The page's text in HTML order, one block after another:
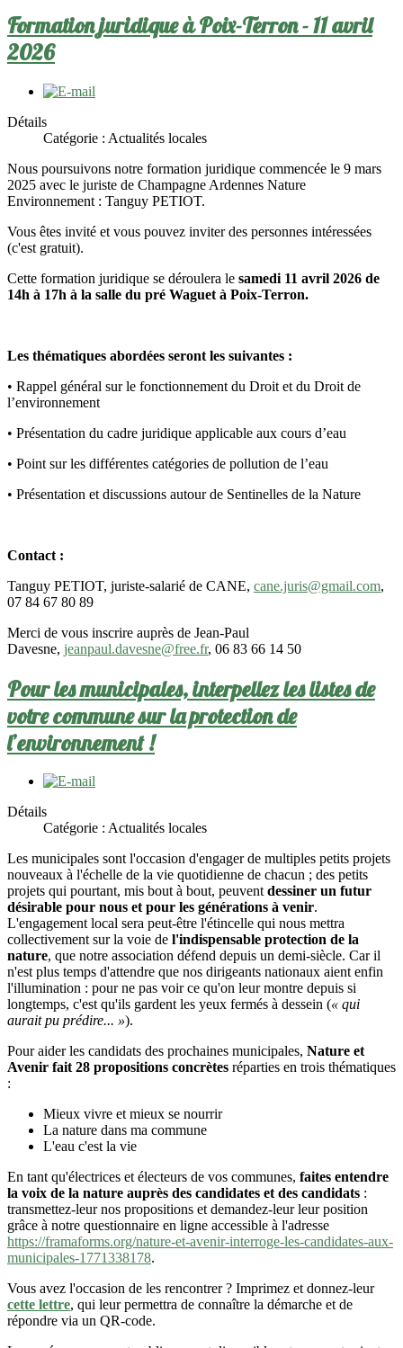
Formation juridique à Poix-Terron - 11 avril
2026
Détails
Catégorie : Actualités locales
Nous poursuivons notre formation juridique commencée le 9 mars
2025 avec le juriste de Champagne Ardennes Nature
Environnement : Tanguy PETIOT.
Vous êtes invité et vous pouvez inviter des personnes intéressées
(c'est gratuit).
Cette formation juridique se déroulera le samedi 11 avril 2026 de
14h à 17h à la salle du pré Waguet à Poix-Terron.
Les thématiques abordées seront les suivantes :
• Rappel général sur le fonctionnement du Droit et du Droit de
l’environnement
• Présentation du cadre juridique applicable aux cours d’eau
• Point sur les différentes catégories de pollution de l’eau
• Présentation et discussions autour de Sentinelles de la Nature
Contact :
Tanguy PETIOT, juriste-salarié de CANE, cane.juris@gmail.com,
07 84 67 80 89
Merci de vous inscrire auprès de Jean-Paul
Davesne, jeanpaul.davesne@free.fr, 06 83 66 14 50
Pour les municipales, interpellez les listes de
votre commune sur la protection de
l’environnement !
Détails
Catégorie : Actualités locales
Les municipales sont l'occasion d'engager de multiples petits projets
nouveaux à l'échelle de la vie quotidienne de chacun ; des petits
projets qui pourtant, mis bout à bout, peuventdessiner un futur
désirable pour nous et pour les générations à venir.
L'engagement local sera peut-être l'étincelle qui nous mettra
collectivement sur la voie de l'indispensable protection de la
nature, que notre association défend depuis un demi-siècle. Car il
n'est plus temps d'attendre que nos dirigeants nationaux aient enfin
l'illumination : pour ne pas voir ce qu'on leur montre depuis si
longtemps, c'est qu'ils gardent les yeux fermés à dessein (« qui
aurait pu prédire... »).
Pour aider les candidats des prochaines municipales, Nature et
Avenir fait 28 propositions concrètes réparties en trois thématiques
:
Mieux vivre et mieux se nourrir
La nature dans ma commune
L'eau c'est la vie
En tant qu'électrices et électeurs de vos communes, faites entendre
la voix de la nature auprès des candidates et des candidats :
transmettez-leur nos propositions et demandez-leur leur position
grâce à notre questionnaire en ligne accessible à l'adresse
https://framaforms.org/nature-et-avenir-interroge-les-candidates-aux-
municipales-1771338178.
Vous avez l'occasion de les rencontrer ? Imprimez et donnez-leur
cette lettre, qui leur permettra de connaître la démarche et de
répondre via un QR-code.